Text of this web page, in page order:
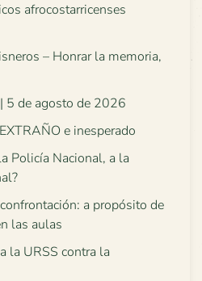
afrocostarricenses
– Honrar la memoria,
5 de agosto de 2026
e inesperado
Policía Nacional, a la
a propósito de
las aulas
la URSS contra la